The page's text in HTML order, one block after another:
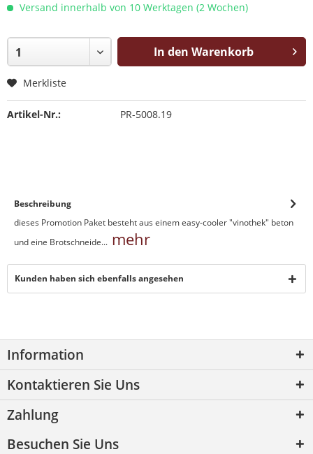
Versand innerhalb von 10 Werktagen (2 Wochen)
In den Warenkorb
Merkliste
Artikel-Nr.: PR-5008.19
Beschreibung
dieses Promotion Paket besteht aus einem easy-cooler "vinothek" beton
und eine Brotschneide... mehr
Kunden haben sich ebenfalls angesehen
Information
Kontaktieren Sie Uns
Zahlung
Besuchen Sie Uns